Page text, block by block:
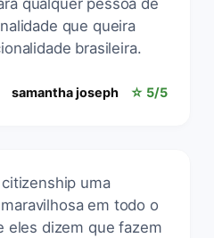
qualquer pessoa de
que queira
brasileira.
samantha joseph ☆ 5/5
uma
em todo o
eles dizem que fazem